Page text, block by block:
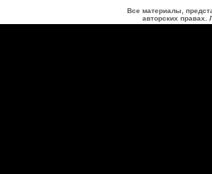
Все материалы,
авторских правах.